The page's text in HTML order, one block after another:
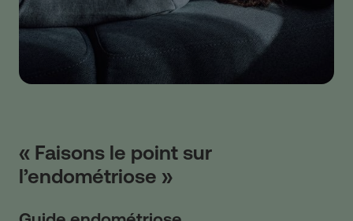
« Faisons le point sur
l’endométriose »